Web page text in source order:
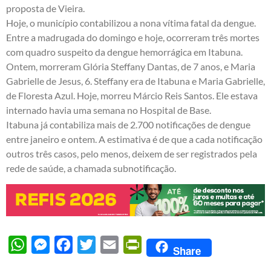
proposta de Vieira.
Hoje, o município contabilizou a nona vítima fatal da dengue.
Entre a madrugada do domingo e hoje, ocorreram três mortes
com quadro suspeito da dengue hemorrágica em Itabuna.
Ontem, morreram Glória Steffany Dantas, de 7 anos, e Maria
Gabrielle de Jesus, 6. Steffany era de Itabuna e Maria Gabrielle,
de Floresta Azul. Hoje, morreu Márcio Reis Santos. Ele estava
internado havia uma semana no Hospital de Base.
Itabuna já contabiliza mais de 2.700 notificações de dengue
entre janeiro e ontem. A estimativa é de que a cada notificação
outros três casos, pelo menos, deixem de ser registrados pela
rede de saúde, a chamada subnotificação.
WhatsAppMessengerFacebook
Twitter Email PrintFriendly
Share